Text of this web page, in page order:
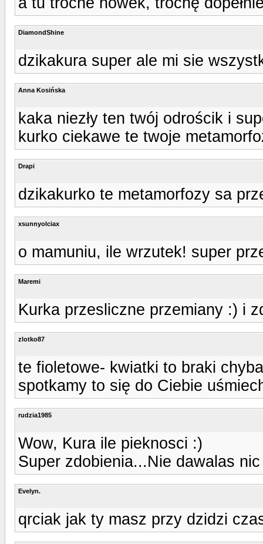
DiamondShine
dzikakura super ale mi sie
Anna Kosińska
kaka niezły ten twój odrościk i
kurko ciekawe te twoje
Drapi
dzikakurko te metamorfozy sa
xsunnyolciax
o mamuniu, ile wrzutek! super
Maremi
Kurka przesliczne przemiany :) i
zlotko87
te fioletowe- kwiatki to braki
spotkamy to się do Ciebie
rudzia1985
Wow, Kura ile pieknosci :)
Super zdobienia...Nie dawalas
Evelyn.
qrciak jak ty masz przy dzidzi